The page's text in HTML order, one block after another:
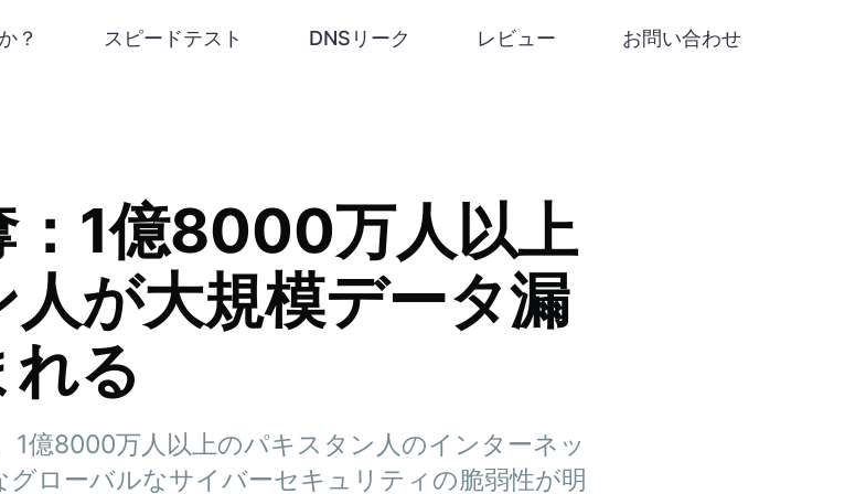
？ スピードテスト DNSリーク レビュー お問い合わせ
：1億8000万人以上
が大規模データ漏
る
1億8000万人以上のパキスタン人のインターネッ
グローバルなサイバーセキュリティの脆弱性が明